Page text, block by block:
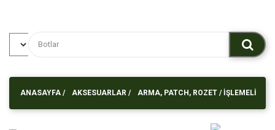
ANASAYFA / AKSESUARLAR / ARMA, PATCH, ROZET / İŞLEMELI